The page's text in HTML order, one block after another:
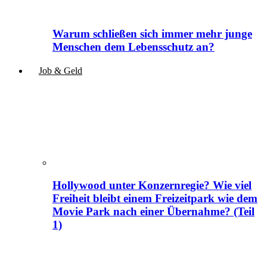
Warum schließen sich immer mehr junge
Menschen dem Lebensschutz an?
Job & Geld
Hollywood unter Konzernregie? Wie viel
Freiheit bleibt einem Freizeitpark wie dem
Movie Park nach einer Übernahme? (Teil
1)